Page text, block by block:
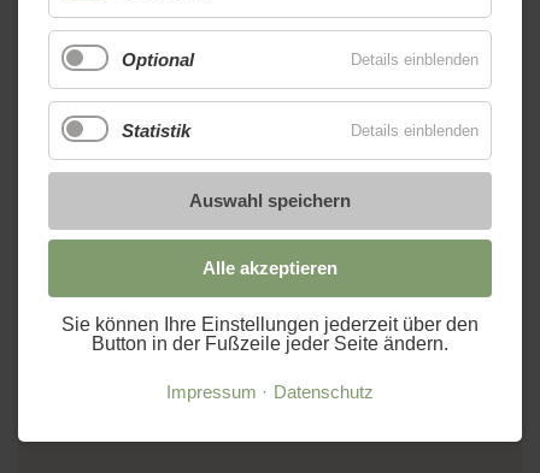
Optional Details einblenden
Statistik Details einblenden
Auswahl speichern
Alle akzeptieren
Sie können Ihre Einstellungen jederzeit über den
Button in der Fußzeile jeder Seite ändern.
Impressum Datenschutz